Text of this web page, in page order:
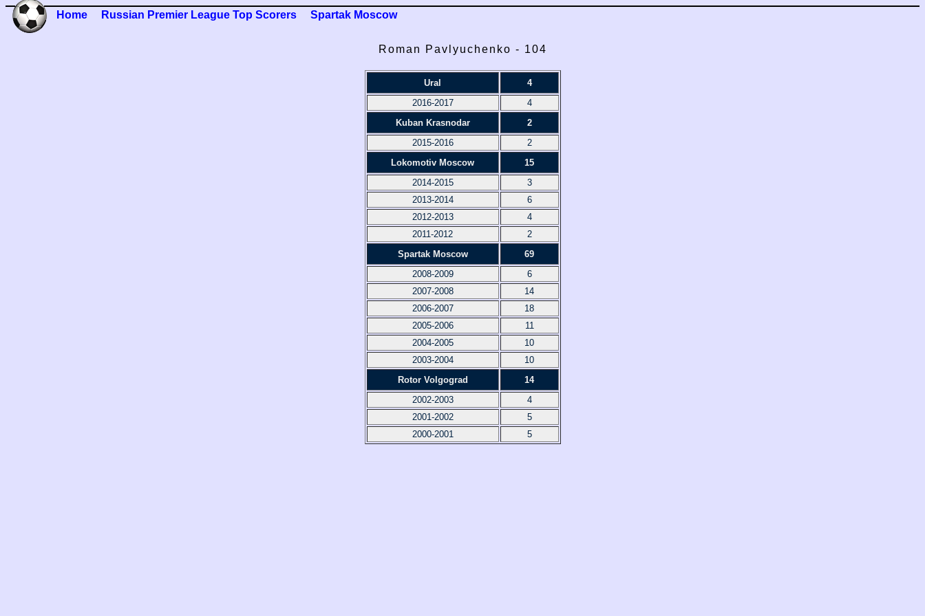
Home Russian Premier League Top Scorers Spartak Moscow
Roman Pavlyuchenko - 104
Ural
4
2016-2017
4
Kuban Krasnodar
2
2015-2016
2
Lokomotiv Moscow
15
2014-2015
3
2013-2014
6
2012-2013
4
2011-2012
2
Spartak Moscow
69
2008-2009
6
2007-2008
14
2006-2007
18
2005-2006
11
2004-2005
10
2003-2004
10
Rotor Volgograd
14
2002-2003
4
2001-2002
5
2000-2001
5